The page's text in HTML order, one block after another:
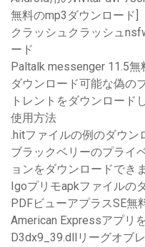
無料のmp3ダウンロード]
クラッシュクラッシュ
ード
Paltalk messenger 11.5無
ダウンロード可能な偽の
トレントをダウンロード
使用方法
.hitファイルの例のダウン
ブラックベリーのプライ
ョンをダウンロードでき
Igoプリモapkファイルの
PDFビューアプラスSE無
American Expressアプリ
D3dx9_39.dllリーグオブ